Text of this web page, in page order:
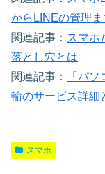
からLINEの管理ま
関連記事： スマホ
落とし穴とは
関連記事：
「パ
輸のサービス詳細
スマホ